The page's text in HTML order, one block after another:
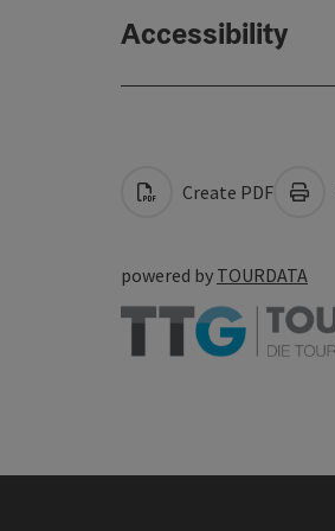
Accessibility
Create PDF
powered by TOURDATA